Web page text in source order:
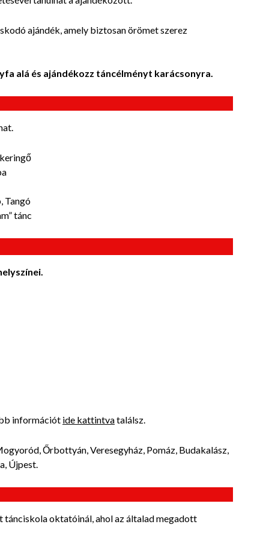
ajándék, amely biztosan örömet szerez
alá és ajándékozz táncélményt karácsonyra.
Tangó
tánc
információt ide kattintvatalálsz.
Őrbottyán, Veresegyház, Pomáz, Budakalász,
Újpest.
tánciskola oktatóinál, ahol az általad megadott